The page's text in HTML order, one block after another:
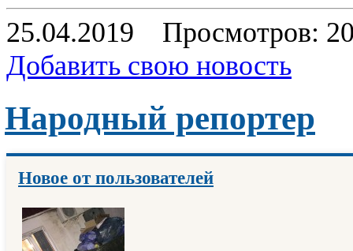
25.04.2019
Просмотров:
Добавить свою новость
Народный репортер
Новое от пользователей